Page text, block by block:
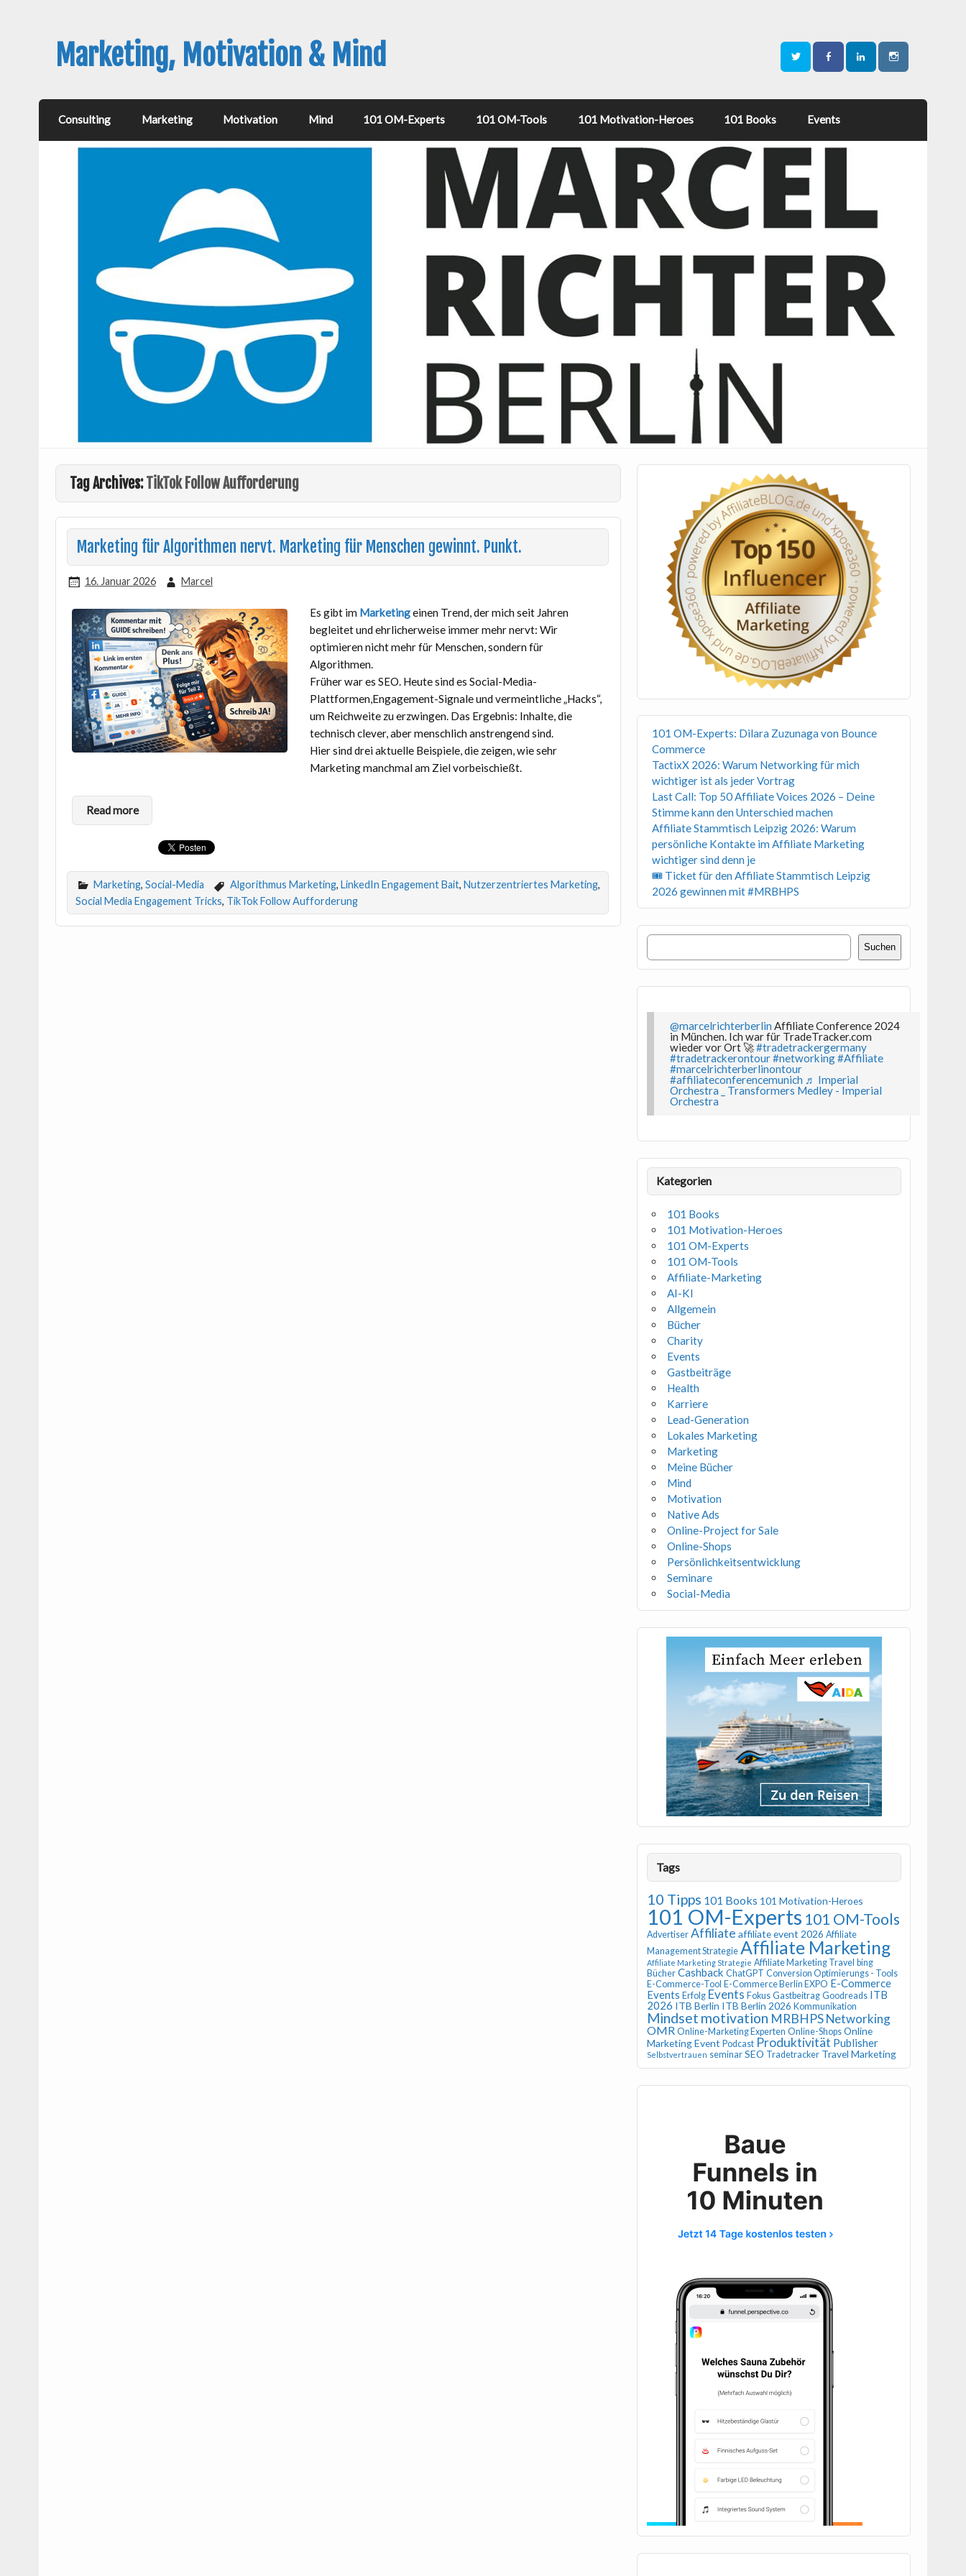
Marketing, Motivation & Mind
Consulting Marketing Motivation Mind 101 OM-Experts 101 OM-Tools 101 Motivation-Heroes 101 Books Events
Tag Archives:TikTok Follow Aufforderung
Marketing für Algorithmen nervt. Marketing für Menschen gewinnt. Punkt.
16. Januar 2026 Marcel
Es gibt im Marketingeinen Trend, der mich seit Jahren
begleitet und ehrlicherweise immer mehr nervt: Wir
optimieren nicht mehr für Menschen, sondern für
Algorithmen.
Früher war es SEO. Heute sind es Social-Media-
Plattformen,Engagement-Signale und vermeintliche „Hacks“,
um Reichweite zu erzwingen. Das Ergebnis: Inhalte, die
technisch clever, aber menschlich anstrengend sind.
Hier sind drei aktuelle Beispiele, die zeigen, wie sehr
Marketing manchmal am Ziel vorbeischießt.
Read more
Marketing,Social-Media Algorithmus Marketing, LinkedIn Engagement Bait, Nutzerzentriertes Marketing,
Social Media Engagement Tricks, TikTok Follow Aufforderung
101 OM-Experts: Dilara Zuzunaga von Bounce
Commerce
TactixX 2026: Warum Networking für mich
wichtiger ist als jeder Vortrag
Last Call: Top 50 Affiliate Voices 2026 – Deine
Stimme kann den Unterschied machen
Affiliate Stammtisch Leipzig 2026: Warum
persönliche Kontakte im Affiliate Marketing
wichtiger sind denn je
🎟 Ticket für den Affiliate Stammtisch Leipzig
2026 gewinnen mit #MRBHPS
Suchen
Suchen
@marcelrichterberlin Affiliate Conference 2024
in München. Ich war für TradeTracker.com
wieder vor Ort 🚀#tradetrackergermany
#tradetrackerontour#networking#Affiliate
#marcelrichterberlinontour
#affiliateconferencemunich ♬ Imperial
Orchestra _ Transformers Medley - Imperial
Orchestra
Kategorien
101 Books
101 Motivation-Heroes
101 OM-Experts
101 OM-Tools
Affiliate-Marketing
AI-KI
Allgemein
Bücher
Charity
Events
Gastbeiträge
Health
Karriere
Lead-Generation
Lokales Marketing
Marketing
Meine Bücher
Mind
Motivation
Native Ads
Online-Project for Sale
Online-Shops
Persönlichkeitsentwicklung
Seminare
Social-Media
Tags
10 Tipps 101 Books 101 Motivation-Heroes
101 OM-Experts 101 OM-Tools
Advertiser Affiliate affiliate event 2026 Affiliate
Management Strategie Affiliate Marketing
Affiliate Marketing Strategie Affiliate Marketing Travel bing
Bücher Cashback ChatGPT Conversion Optimierungs - Tools
E-Commerce-Tool E-Commerce Berlin EXPO E-Commerce
Events Erfolg Events Fokus Gastbeitrag Goodreads ITB
2026 ITB Berlin ITB Berlin 2026 Kommunikation
Mindset motivation MRBHPS Networking
OMR Online-Marketing Experten Online-Shops Online
Marketing Event Podcast Produktivität Publisher
Selbstvertrauen seminar SEO Tradetracker Travel Marketing